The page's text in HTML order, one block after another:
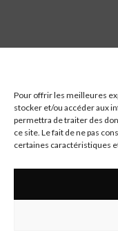
Pour offrir les meilleures
stocker et/ou accéder aux
permettra de traiter des
ce site. Le fait de ne pas
certaines caractéristiques